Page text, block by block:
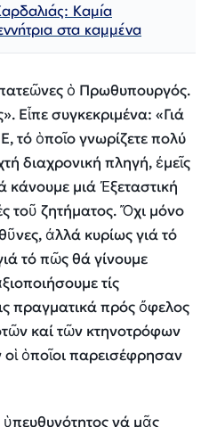
Καμία
στα καμμένα
ὁ Πρωθυπουργός.
Εἶπε συγκεκριμένα: «Γιά
τό ὁποῖο γνωρίζετε πολύ
διαχρονική πληγή, ἐμεῖς
κάνουμε μιά Ἐξεταστική
τοῦ ζητήματος. Ὄχι μόνο
ἀλλά κυρίως γιά τό
τό πῶς θά γίνουμε
τίς
πραγματικά πρός ὄφελος
καί τῶν κτηνοτρόφων
ὁποῖοι παρεισέφρησαν
νά μᾶς